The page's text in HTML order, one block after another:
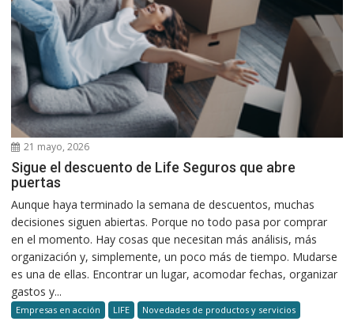
21 mayo, 2026
Sigue el descuento de Life Seguros que abre
puertas
Aunque haya terminado la semana de descuentos, muchas
decisiones siguen abiertas. Porque no todo pasa por comprar
en el momento. Hay cosas que necesitan más análisis, más
organización y, simplemente, un poco más de tiempo. Mudarse
es una de ellas. Encontrar un lugar, acomodar fechas, organizar
gastos y...
Empresas en acción LIFE Novedades de productos y servicios